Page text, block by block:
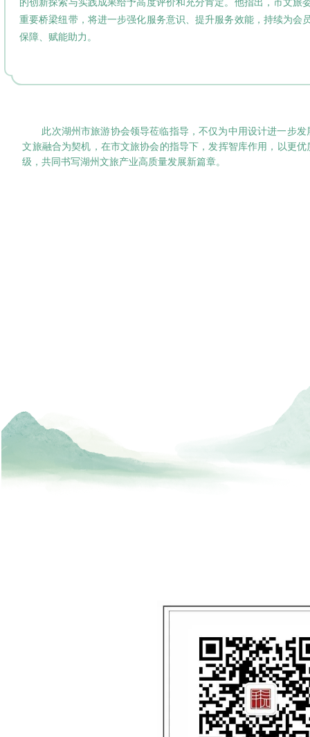
重要桥梁纽带，将进一步强化服务意识、提升服务效能，持续为会
保障、赋能助力。
此次湖州市旅游协会领导莅临指导，不仅为中用设计进一步
文旅融合为契机，在市文旅协会的指导下，发挥智库作用，以更
级，共同书写湖州文旅产业高质量发展新篇章。